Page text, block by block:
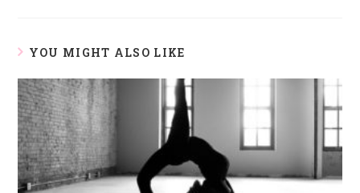
YOU MIGHT ALSO LIKE